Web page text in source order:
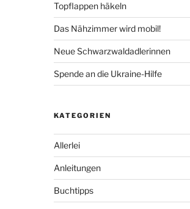
Topflappen häkeln
Das Nähzimmer wird mobil!
Neue Schwarzwaldadlerinnen
Spende an die Ukraine-Hilfe
KATEGORIEN
Allerlei
Anleitungen
Buchtipps